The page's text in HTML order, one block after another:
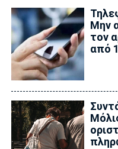
Μην
τον
από